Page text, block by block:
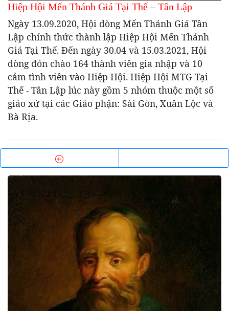
Hiệp Hội Mến Thánh Giá Tại Thế – Tân Lập
Ngày 13.09.2020, Hội dòng Mến Thánh Giá Tân
Lập chính thức thành lập Hiệp Hội Mến Thánh
Giá Tại Thế. Đến ngày 30.04 và 15.03.2021, Hội
dòng đón chào 164 thành viên gia nhập và 10
cảm tình viên vào Hiệp Hội. Hiệp Hội MTG Tại
Thế - Tân Lập lúc này gồm 5 nhóm thuộc một số
giáo xứ tại các Giáo phận: Sài Gòn, Xuân Lộc và
Bà Rịa.